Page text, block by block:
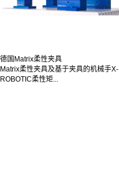
德国Matrix柔性夹具
Matrix柔性夹具及基于夹具的机械手X-
ROBOTIC柔性矩...